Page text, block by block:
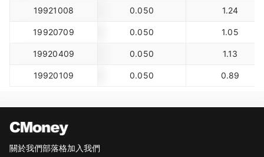
19921008 0.050 1.24
19920709 0.050 1.05
19920409 0.050 1.13
19920109 0.050 0.89
關於我們部落格加入我們